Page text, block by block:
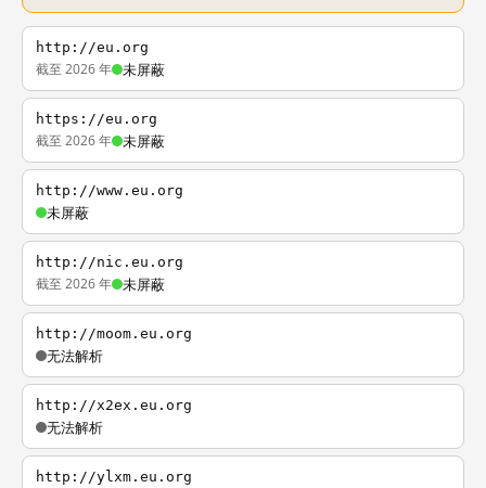
http://eu.org
截至 2026 年 未屏蔽
https://eu.org
截至 2026 年 未屏蔽
http://www.eu.org
未屏蔽
http://nic.eu.org
截至 2026 年 未屏蔽
http://moom.eu.org
无法解析
http://x2ex.eu.org
无法解析
http://ylxm.eu.org